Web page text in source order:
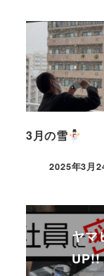
3月の雪
2025年3月
ヤマ
UP!!